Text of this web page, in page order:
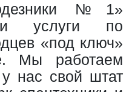
№1»
услуги по
«под ключ»
. Мы работаем
нас свой штат